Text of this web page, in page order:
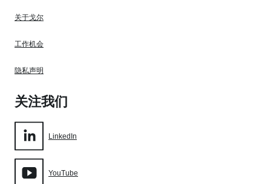
关于戈尔
工作机会
隐私声明
关注我们
LinkedIn
YouTube